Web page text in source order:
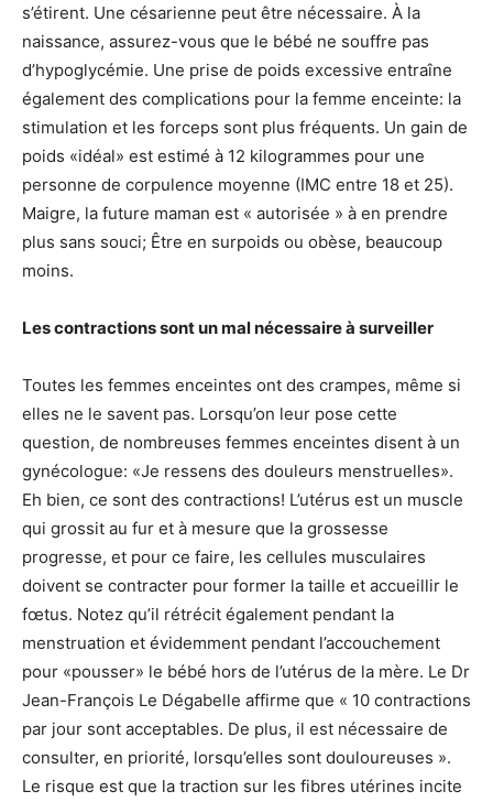
s’étirent. Une césarienne peut être nécessaire. À la
naissance, assurez-vous que le bébé ne souffre pas
d’hypoglycémie. Une prise de poids excessive entraîne
également des complications pour la femme enceinte: la
stimulation et les forceps sont plus fréquents. Un gain de
poids «idéal» est estimé à 12 kilogrammes pour une
personne de corpulence moyenne (IMC entre 18 et 25).
Maigre, la future maman est « autorisée » à en prendre
plus sans souci; Être en surpoids ou obèse, beaucoup
moins.
Les contractions sont un mal nécessaire à surveiller
Toutes les femmes enceintes ont des crampes, même si
elles ne le savent pas. Lorsqu’on leur pose cette
question, de nombreuses femmes enceintes disent à un
gynécologue: «Je ressens des douleurs menstruelles».
Eh bien, ce sont des contractions! L’utérus est un muscle
qui grossit au fur et à mesure que la grossesse
progresse, et pour ce faire, les cellules musculaires
doivent se contracter pour former la taille et accueillir le
fœtus. Notez qu’il rétrécit également pendant la
menstruation et évidemment pendant l’accouchement
pour «pousser» le bébé hors de l’utérus de la mère. Le Dr
Jean-François Le Dégabelle affirme que « 10 contractions
par jour sont acceptables. De plus, il est nécessaire de
consulter, en priorité, lorsqu’elles sont douloureuses ».
Le risque est que la traction sur les fibres utérines incite